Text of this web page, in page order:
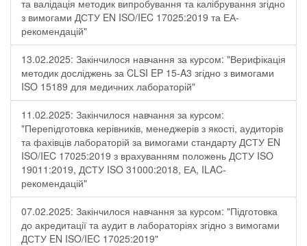
та валідація методик випробування та калібрування згідно
з вимогами ДСТУ EN ISO/IEC 17025:2019 та ЕА-
рекомендацій"
13.02.2025: Закінчилося навчання за курсом: "Верифікація
методик досліджень за CLSI EP 15-A3 згідно з вимогами
ISO 15189 для медичних лабораторій"
11.02.2025: Закінчилося навчання за курсом:
"Перепідготовка керівників, менеджерів з якості, аудиторів
та фахівців лабораторій за вимогами стандарту ДСТУ EN
ISO/IEC 17025:2019 з врахуванням положень ДСТУ ISO
19011:2019, ДСТУ ISO 31000:2018, ЕА, ILAC-
рекомендацій"
07.02.2025: Закінчилося навчання за курсом: "Підготовка
до акредитації та аудит в лабораторіях згідно з вимогами
ДСТУ EN ISO/IEC 17025:2019"